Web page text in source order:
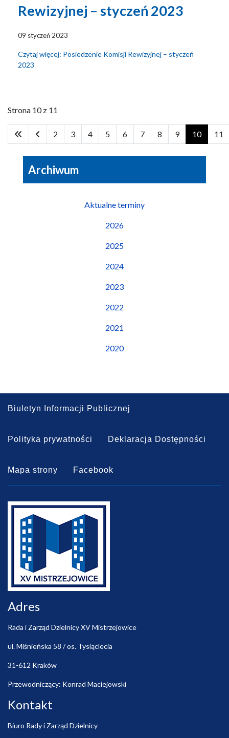
Rewizyjnej – styczeń 2023
09 styczeń 2023
Czytaj więcej: Posiedzenie Komisji Rewizyjnej – styczeń
2023
Strona 10 z 11
2 3 4 5 6 7 8 9 10 11
Archiwum
Aktualne terminy
2026
2025
2024
2023
2022
2021
2020
Biuletyn Informacji Publicznej
Polityka prywatności Deklaracja Dostępności
Mapa strony Facebook
Adres
Rada i Zarząd Dzielnicy XV Mistrzejowice
ul. Miśnieńska 58 / os. Tysiąclecia
31-612 Kraków
Przewodniczący: Konrad Maciejowski
Kontakt
Biuro Rady i Zarząd Dzielnicy